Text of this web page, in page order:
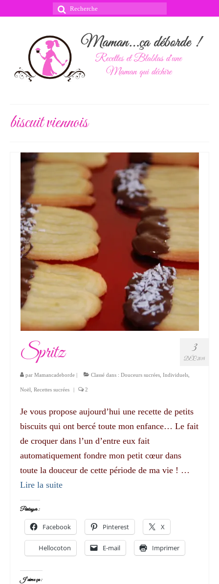
Rechercher
biscuit viennois
3
DÉC 2014
Spritz
par Mamancadeborde | Classé dans : Douceurs sucrées Individuels
Noël Recettes sucrées | 2
Je vous propose aujourd’hui une recette de petits
biscuits qui ont bercé toute mon enfance… Le fait
de croquer dans l’un d’entre eux fait
automatiquement fondre mon petit cœur dans
toute la douceur de cette période de ma vie ! …
Lire la suite­­
Partager :
Facebook Pinterest X
Hellocoton E-mail Imprimer
J’aime ça :